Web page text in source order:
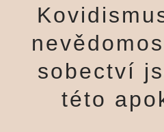
sobectví
této